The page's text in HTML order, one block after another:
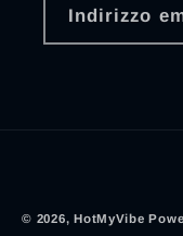
Indirizzo
© 2026,HotMyVibe